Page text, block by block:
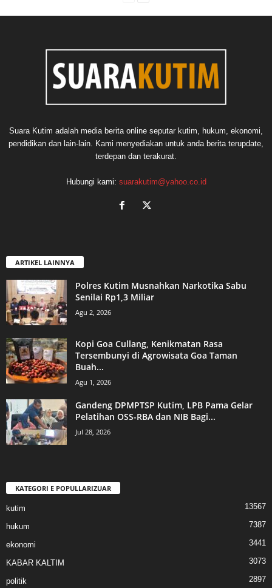
Suara Kutim adalah media berita online seputar kutim, hukum, ekonomi,
pendidikan dan lain-lain. Kami menyediakan untuk anda berita terupdate,
terdepan dan terakurat.
Hubungi kami: suarakutim@yahoo.co.id
ARTIKEL LAINNYA
Polres Kutim Musnahkan Narkotika Sabu
Senilai Rp1,3 Miliar
Agu 2, 2026
Kopi Goa Cullang, Kenikmatan Rasa
Tersembunyi di Agrowisata Goa Taman
Buah...
Agu 1, 2026
Gandeng DPMPTSP Kutim, LPB Pama Gelar
Pelatihan OSS-RBA dan NIB Bagi...
Jul 28, 2026
KATEGORI E POPULLARIZUAR
kutim 13567
hukum 7387
ekonomi 3441
KABAR KALTIM 3073
politik 2897